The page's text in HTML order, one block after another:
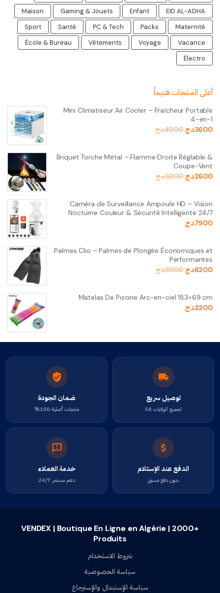
EID AL-ADHA
Enfant
Gaming & Jouets
Maison
Maternité
Packs
PC & Tech
Santé
Sport
Vacance
Voyage
Vêtements
École & Bureau
Électro
أعلى المنتجات تقييماً
Mini Climatiseur Air Cooler – Fraîcheur Portable
4-en-1
3600د.ج 4200د.ج
Briquet Torche Métal – Flamme Droite Réglable &
Coupe-Vent
2600د.ج 3200د.ج
Caméra de Surveillance Ampoule HD – Vision
Nocturne Couleur & Sécurité Intelligente 24/7
7900د.ج
Palmes Clio – Palmes de Plongée Économiques et
Performantes
6200د.ج 6900د.ج
Matelas De Piscine Arc-en-ciel 183×69 cm
2200د.ج
توصيل سريع
لجميع الولايات 58
ضمان الجودة
منتجات أصلية 100%
الدفع عند الإستلام
بدون دفع مسبق
خدمة العملاء
دعم مستمر 24/7
VENDEX | Boutique En Ligne en Algérie | 2000+
Produits
شروط الاستخدام
سياسة الخصوصية
سياسة الإستبدال والإسترجاع